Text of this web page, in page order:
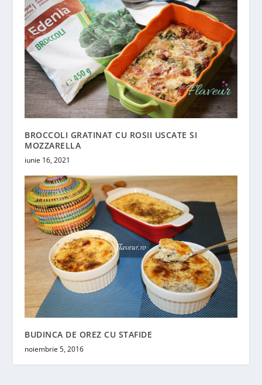
BROCCOLI GRATINAT CU ROSII USCATE SI
MOZZARELLA
iunie 16, 2021
BUDINCA DE OREZ CU STAFIDE
noiembrie 5, 2016